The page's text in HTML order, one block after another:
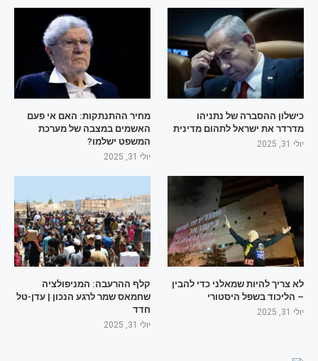
כישלון ההסברה של נתניהו
מדרדר את ישראל לתהום מדינית
יולי 31, 2025
מחיר ההתנתקות: האם אי פעם
האשמים במצבה של מערכת
המשפט ישלמו?
יולי 31, 2025
לא צריך להיות שמאלני כדי להבין
– הליכוד בשפל היסטורי
יולי 31, 2025
קלף ההרעבה: המניפולציה
שחמאס שמר לרגע הנכון | עדן-טל
חדד
יולי 31, 2025